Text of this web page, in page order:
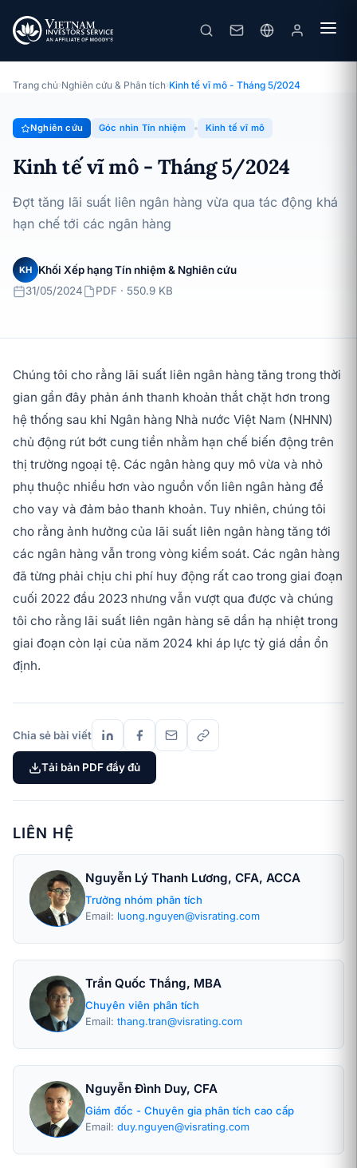
Kinh tế vĩ mô - Tháng 5/2024
Chuyên đề · Góc nhìn Tín nhiệm · 31/05/2024
Trang chủ›Nghiên cứu & Phân tích›Kinh tế vĩ mô - Tháng 5/2024
Nghiên cứu Góc nhìn Tín nhiệm Kinh tế vĩ mô
Kinh tế vĩ mô - Tháng 5/2024
Đợt tăng lãi suất liên ngân hàng vừa qua tác động khá
hạn chế tới các ngân hàng
KH
Khối Xếp hạng Tín nhiệm & Nghiên cứu
31/05/2024
PDF · 550.9 KB
Chúng tôi cho rằng lãi suất liên ngân hàng tăng trong thời
gian gần đây phản ánh thanh khoản thắt chặt hơn trong
hệ thống sau khi Ngân hàng Nhà nước Việt Nam (NHNN)
chủ động rút bớt cung tiền nhằm hạn chế biến động trên
thị trường ngoại tệ. Các ngân hàng quy mô vừa và nhỏ
phụ thuộc nhiều hơn vào nguồn vốn liên ngân hàng để
cho vay và đảm bảo thanh khoản. Tuy nhiên, chúng tôi
cho rằng ảnh hưởng của lãi suất liên ngân hàng tăng tới
các ngân hàng vẫn trong vòng kiểm soát. Các ngân hàng
đã từng phải chịu chi phí huy động rất cao trong giai đoạn
cuối 2022 đầu 2023 nhưng vẫn vượt qua được và chúng
tôi cho rằng lãi suất liên ngân hàng sẽ dần hạ nhiệt trong
giai đoạn còn lại của năm 2024 khi áp lực tỷ giá dần ổn
định.
Chia sẻ bài viết
Tải bản PDF đầy đủ
LIÊN HỆ
Nguyễn Lý Thanh Lương, CFA, ACCA
Trưởng nhóm phân tích
Email: luong.nguyen@visrating.com
Trần Quốc Thắng, MBA
Chuyên viên phân tích
Email: thang.tran@visrating.com
Nguyễn Đình Duy, CFA
Giám đốc - Chuyên gia phân tích cao cấp
Email: duy.nguyen@visrating.com